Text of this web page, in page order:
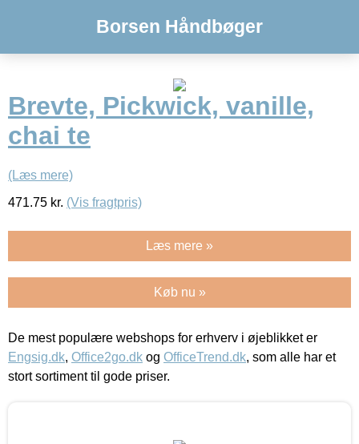
Borsen Håndbøger
Brevte, Pickwick, vanille,
chai te
(Læs mere)
471.75 kr. (Vis fragtpris)
Læs mere »
Køb nu »
De mest populære webshops for erhverv i øjeblikket er
Engsig.dk, Office2go.dk og OfficeTrend.dk, som alle har et
stort sortiment til gode priser.